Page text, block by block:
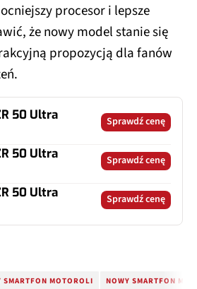
procesor i lepsze
że nowy model stanie się
propozycją dla fanów
50 Ultra Sprawdź cenę
50 Ultra Sprawdź cenę
50 Ultra Sprawdź cenę
SMARTFON MOTOROLI NOWY SMARTFON